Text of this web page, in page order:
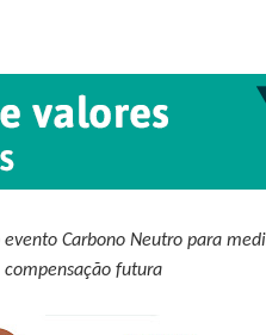
Carbono Neutro para
compensação futura